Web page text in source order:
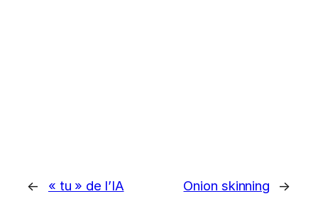
← « tu » de l’IA Onion skinning →